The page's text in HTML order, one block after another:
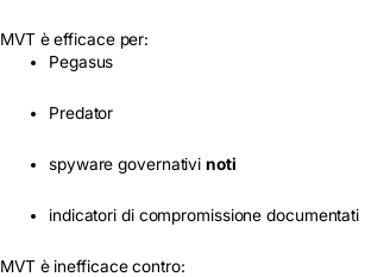
MVT è efficace per:
Pegasus
Predator
spyware governativinoti
indicatori di compromissione documentati
MVT è inefficace contro: